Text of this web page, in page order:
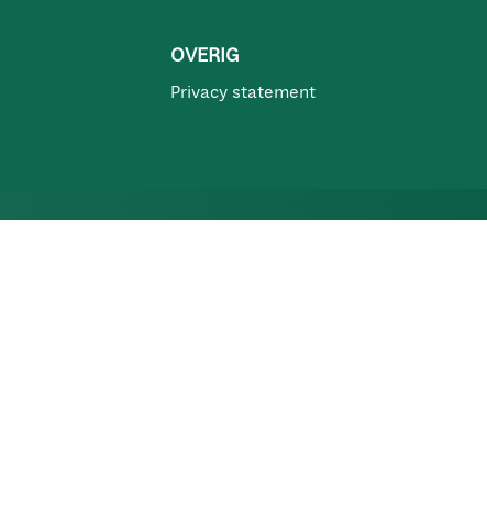
OVERIG
Privacy statement